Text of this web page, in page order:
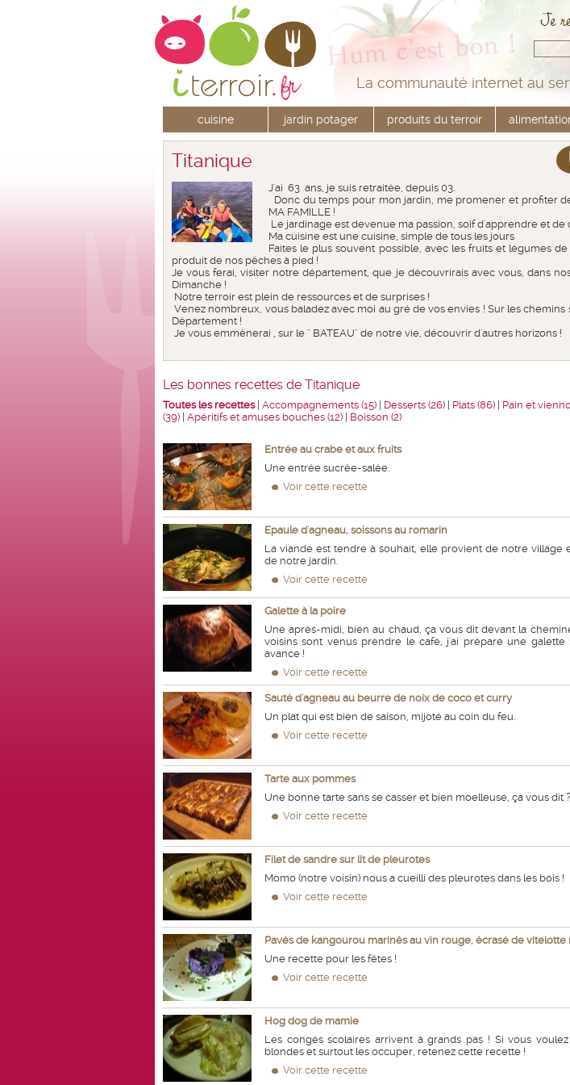
La communauté internet au
cuisine jardin potager produits du terroir
Titanique
J'ai 63 ans, je suis retraitée, depuis 03.
Donc du temps pour mon jardin, me promener et profiter
MA FAMILLE !
Le jardinage est devenue ma passion, soif d'apprendre et de
Ma cuisine est une cuisine, simple de tous les jours
Faites le plus souvent possible, avec les fruits et légumes
produit de nos pêches à pied !
Je vous ferai, visiter notre département, que je découvrirais avec vous, dans
Dimanche !
Notre terroir est plein de ressources et de surprises !
Venez nombreux, vous baladez avec moi au gré de vos envies ! Sur les
Département !
Je vous emmènerai , sur le " BATEAU" de notre vie, découvrir d'autres horizons !
Les bonnes recettes de Titanique
Toutes les recettes| Accompagnements (15) Desserts (26) Plats (86) Pain et
(39) Apéritifs et amuses bouches (12) Boisson (2)
Entrée au crabe et aux fruits
Une entrée sucrée-salée.
Voir cette recette
Epaule d'agneau, soissons au romarin
La viande est tendre à souhait, elle provient de notre village
de notre jardin.
Voir cette recette
Galette à la poire
Une après-midi, bien au chaud, ça vous dit devant la
voisins sont venus prendre le café, j'ai préparé une galette
avance !
Voir cette recette
Sauté d'agneau au beurre de noix de coco et curry
Un plat qui est bien de saison, mijoté au coin du feu.
Voir cette recette
Tarte aux pommes
Une bonne tarte sans se casser et bien moelleuse, ça vous dit ?
Voir cette recette
Filet de sandre sur lit de pleurotes
Momo (notre voisin) nous a cueilli des pleurotes dans les bois !
Voir cette recette
Pavés de kangourou marinés au vin rouge, écrasé de vitelotte
Une recette pour les fêtes !
Voir cette recette
Hog dog de mamie
Les congés scolaires arrivent à grands pas ! Si vous
blondes et surtout les occuper, retenez cette recette !
Voir cette recette